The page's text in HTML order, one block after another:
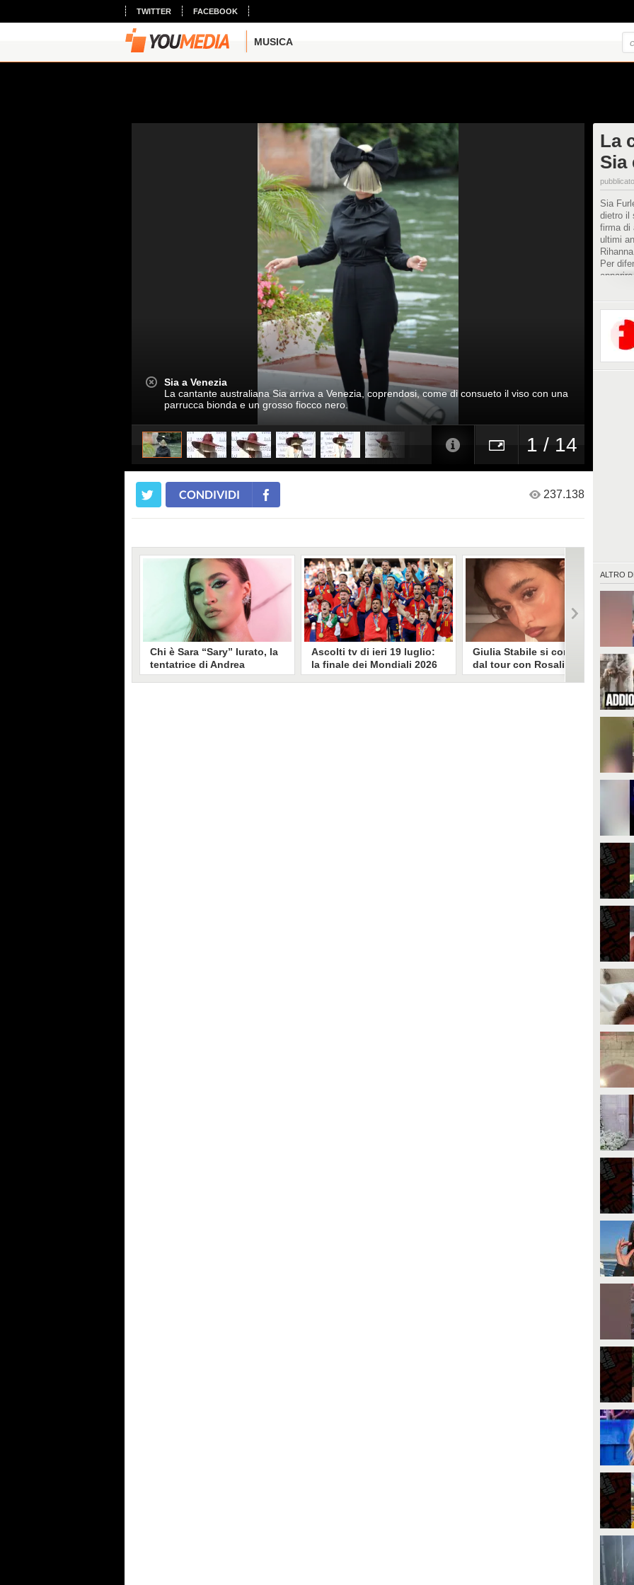
TWITTER FACEBOOK
MUSICA
Sia a Venezia
La cantante australiana Sia arriva a Venezia, coprendosi, come di consueto il viso con una
parrucca bionda e un grosso fiocco nero.
1 / 14
La
Sia
Sia
dietro il
firma di
ultimi
Per
ALTRO DI
CONDIVIDI 237.138
Chi è Sara “Sary” Iurato, la
tentatrice di Andrea
Petraroli a Temptation
Ascolti tv di ieri 19 luglio:
la finale dei Mondiali 2026
Spagna-Argentina
Giulia Stabile si confessa
dal tour con Rosalia: "Non
sono stata bene, costretta
ballo di Rosalia, Giulia Stabile si è
altri. A volte è già dentro di noi".